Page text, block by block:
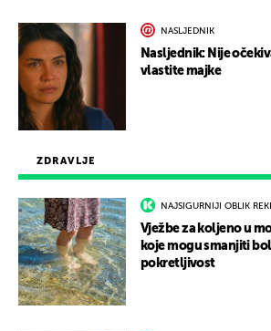
ZDRAVLJE
NAJSIGURNIJI OBLIK
Vježbe za koljeno u
koje mogu smanjiti
pokretljivost
NASLJEDNIK
Nasljednik: Nije
vlastite majke